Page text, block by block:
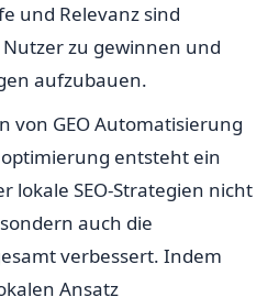
und Relevanz sind
zu gewinnen und
aufzubauen.
von GEO Automatisierung
entsteht ein
lokale SEO-Strategien nicht
auch die
verbessert. Indem
Ansatz